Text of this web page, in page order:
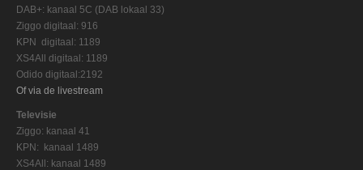
DAB+: kanaal 5C (DAB lokaal 33)
Ziggo digitaal: 916
KPN digitaal: 1189
XS4All digitaal: 1189
Odido digitaal:2192
Of via de livestream
Televisie
Ziggo: kanaal 41
KPN: kanaal 1489
XS4All: kanaal 1489